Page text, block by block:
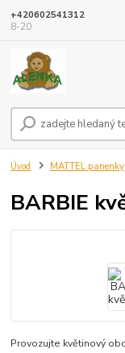
+420602541312
8-20
Úvod MATTEL panenky
BARBIE
Provozujte květinový